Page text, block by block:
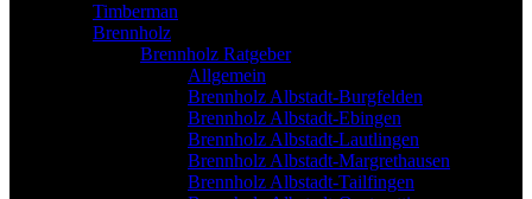
Timberman
Brennholz
Brennholz Ratgeber
Allgemein
Brennholz Albstadt-Burgfelden
Brennholz Albstadt-Ebingen
Brennholz Albstadt-Lautlingen
Brennholz Albstadt-Margrethausen
Brennholz Albstadt-Tailfingen